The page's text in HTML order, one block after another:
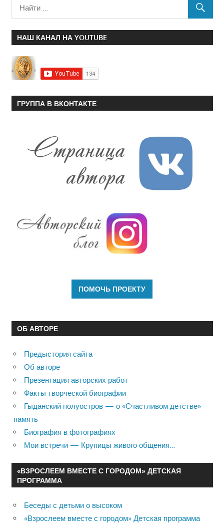
НАШ КАНАЛ НА YOUTUBE
ГРУППА В ВКОНТАКТЕ
ОБ АВТОРЕ
Предыстория сайта
Об авторе
Презентация авторских работ
Факты творческой биографии
Гыданский полуостров — о «Счастливом детстве»
память
Биография в фотографиях
Мои встречи — Крупицы живого общения…
«ВЗРОСЛЕЕМ ВМЕСТЕ С ГОРОДОМ» ДЕТСКАЯ
ПРОГРАММА
Беседы с детьми о высоком
«Взрослеем вместе с городом» Детская программа